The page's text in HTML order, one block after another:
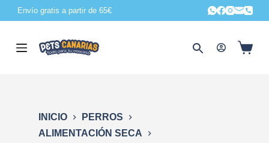
Envío gratis a partir de 65€
INICIO
PERROS
ALIMENTACIÓN SECA